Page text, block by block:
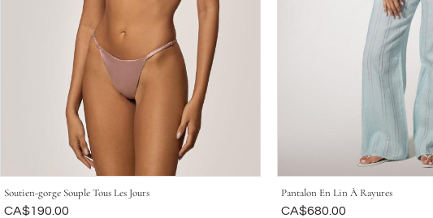
Soutien-gorge Souple Tous Les Jours
Était
CA$190.00
Pantalon En Lin À Rayures
Était
CA$680.00